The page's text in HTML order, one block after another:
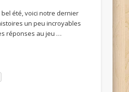
été, voici notre dernier
un peu incroyables
réponses au jeu …